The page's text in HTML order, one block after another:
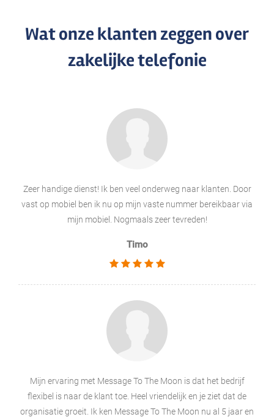
Wat onze klanten zeggen over
zakelijke telefonie
Zeer handige dienst! Ik ben veel onderweg naar klanten. Door
vast op mobiel ben ik nu op mijn vaste nummer bereikbaar via
mijn mobiel. Nogmaals zeer tevreden!
Timo
Mijn ervaring met Message To The Moon is dat het bedrijf
flexibel is naar de klant toe. Heel vriendelijk en je ziet dat de
organisatie groeit. Ik ken Message To The Moon nu al 5 jaar en